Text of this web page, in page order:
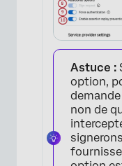
Astuce :
option,
non de